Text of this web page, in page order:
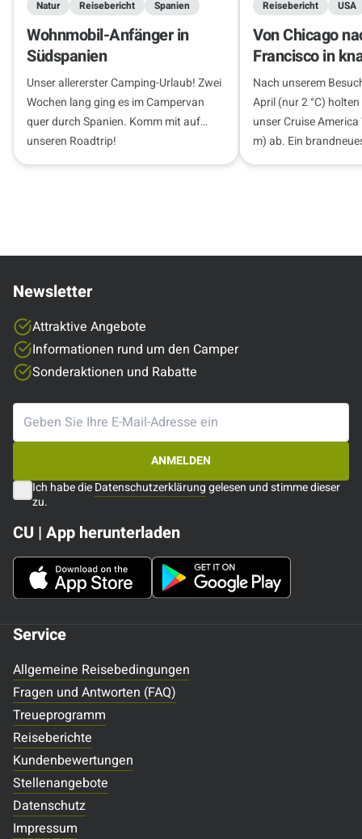
Natur
Reisebericht Spanien
Wohnmobil-Anfänger in
Südspanien
Unser allererster Camping-Urlaub! Zwei
Wochen lang ging es im Campervan
quer durch Spanien. Komm mit auf
unseren Roadtrip!
Reisebericht
USA
Von Chicago
Francisco in
Wochen
Nach unserem
April (nur 2 °C)
unser Cruise
m) ab. Ein
nur 300 km…
Service
Allgemeine Reisebedingungen
Fragen und Antworten (FAQ)
Treueprogramm
Reiseberichte
Kundenbewertungen
Stellenangebote
Datenschutz
Impressum
Newsletter
Attraktive Angebote
Informationen rund um den Camper
Sonderaktionen und Rabatte
ANMELDEN
Ich habe dieDatenschutzerklärunggelesen und stimme dieser
zu.
CU | App herunterladen